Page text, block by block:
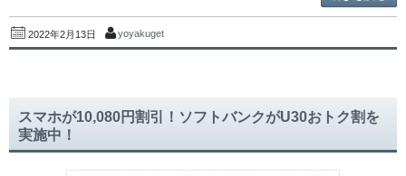
2022年2月13日 yoyakuget
スマホが10,080円割引！ソフトバンクがU30おトク割を
実施中！